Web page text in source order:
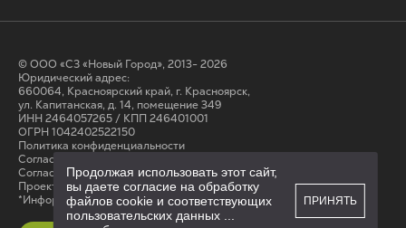
© ООО «СЗ «Новый Город», 2013- 2026
Юридический адрес:
660064, Красноярский край, г. Красноярск,
ул. Капитанская, д. 14, помещение 349
ИНН 2464057265 / КПП 246401001
ОГРН 1042402522150
Политика конфиденциальности
Согласие на обработку персональных данных
Cогласие на получение рассылки
Проектные декларации на сайте наш.дом.рф
*Информация на сайте не является публичной офертой
Продолжая использовать этот сайт,
вы даете согласие на обработку
файлов cookie и соответствующих
пользовательских данных
ПРИНЯТЬ